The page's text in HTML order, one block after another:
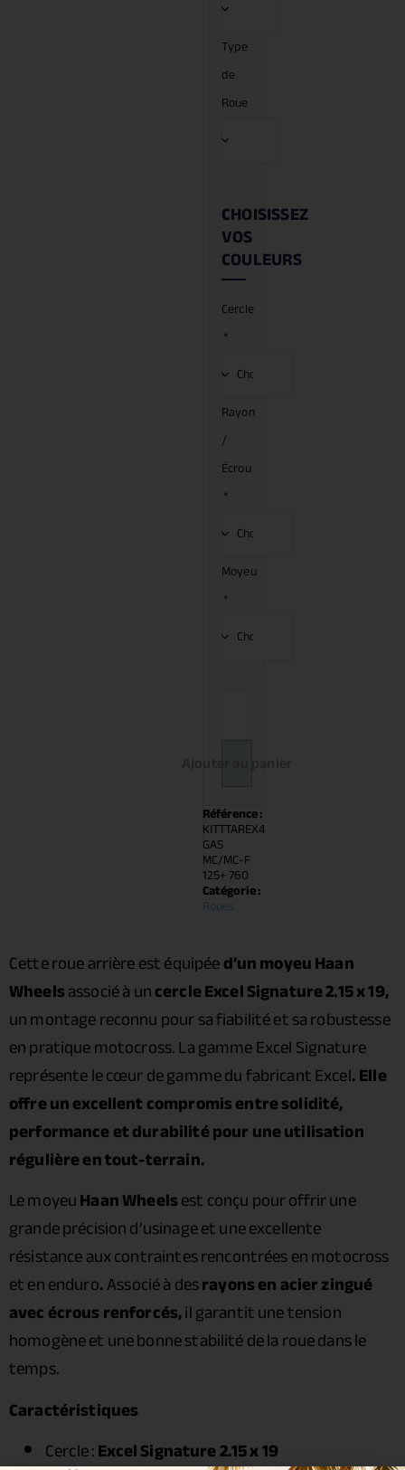
Type
de
Roue
CHOISISSEZ
VOS
COULEURS
Cercle
*
Rayon
/
Écrou
*
Moyeu
*
Référence :
KITTTAREX4
GAS
MC/MC-F
125+ 760
Catégorie :
Roues
Cette roue arrière est équipéed’un moyeu Haan
Wheelsassocié à uncercle Excel Signature 2.15 x 19,
un montage reconnu pour sa fiabilité et sa robustesse
en pratique motocross. La gamme Excel Signature
représente le cœur de gamme du fabricant Excel. Elle
offre un excellent compromis entre solidité,
performance et durabilité pour une utilisation
régulière en tout-terrain.
Le moyeuHaan Wheelsest conçu pour offrir une
grande précision d’usinage et une excellente
résistance aux contraintes rencontrées en motocross
et en enduro.Associé à desrayons en acier zingué
avec écrous renforcés,il garantit une tension
homogène et une bonne stabilité de la roue dans le
temps.
Caractéristiques
Cercle :Excel Signature 2.15 x 19